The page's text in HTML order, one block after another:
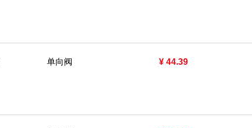
单向阀 ¥ 44.39